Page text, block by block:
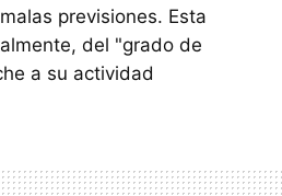
previsiones. Esta
del "grado de
a su actividad